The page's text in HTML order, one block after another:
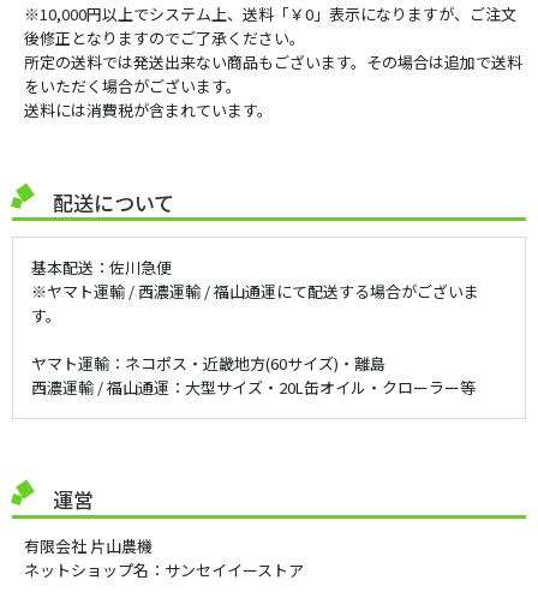
チェンソー
園芸用品
汎用品
その他
アウトレット品
※10,000円以上でシステム上、送料「￥0」表示になりますが、ご注文
後修正となりますのでご了承ください。
所定の送料では発送出来ない商品もございます。その場合は追加で送料
をいただく場合がございます。
送料には消費税が含まれています。
配送について
基本配送：佐川急便
※ヤマト運輸 / 西濃運輸 / 福山通運にて配送する場合がございま
す。
ヤマト運輸：ネコポス・近畿地方(60サイズ)・離島
西濃運輸 / 福山通運：大型サイズ・20L缶オイル・クローラー等
運営
有限会社 片山農機
ネットショップ名：サンセイイーストア